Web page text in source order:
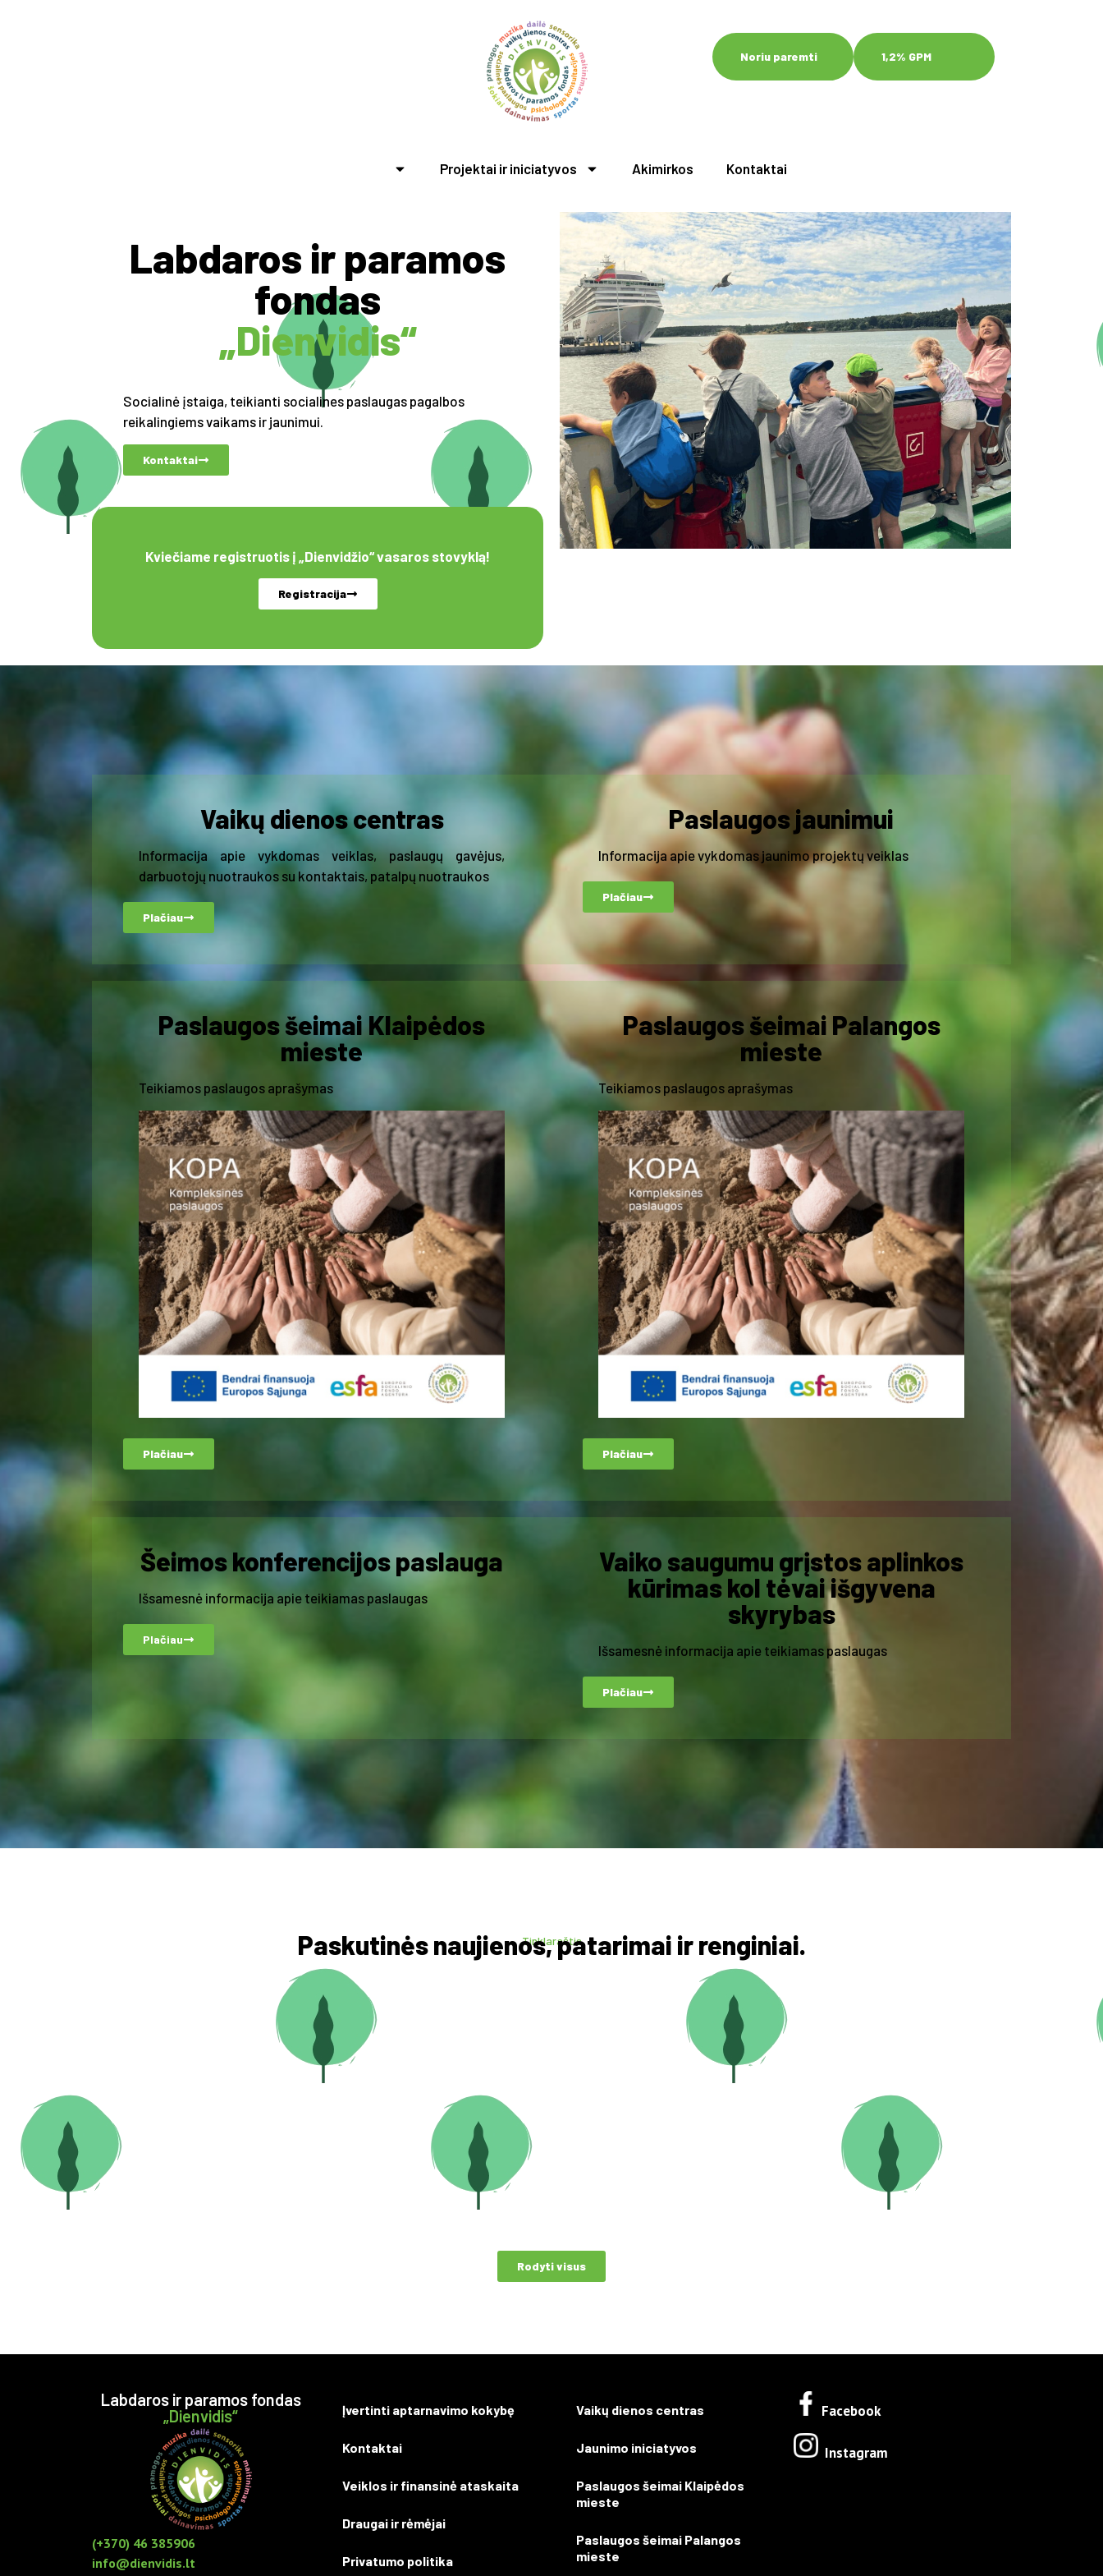
Noriu paremti 1,2% GPM
Projektai ir iniciatyvos Akimirkos Kontaktai
Labdaros ir paramos
fondas
„Dienvidis“
Socialinė įstaiga, teikianti socialines paslaugas pagalbos
reikalingiems vaikams ir jaunimui.
Kontaktai
Kviečiame registruotis į „Dienvidžio“ vasaros stovyklą!
Registracija
Vaikų dienos centras
Informacija apie vykdomas veiklas, paslaugų gavėjus,
darbuotojų nuotraukos su kontaktais, patalpų nuotraukos
Plačiau
Paslaugos jaunimui
Informacija apie vykdomas jaunimo projektų veiklas
Plačiau
Paslaugos šeimai Klaipėdos
mieste
Teikiamos paslaugos aprašymas
Plačiau
Paslaugos šeimai Palangos
mieste
Teikiamos paslaugos aprašymas
Plačiau
Šeimos konferencijos paslauga
Išsamesnė informacija apie teikiamas paslaugas
Plačiau
Vaiko saugumu grįstos aplinkos
kūrimas kol tėvai išgyvena
skyrybas
Išsamesnė informacija apie teikiamas paslaugas
Plačiau
Tinklaraštis
Paskutinės naujienos, patarimai ir renginiai.
Rodyti visus
Labdaros ir paramos fondas
„Dienvidis“
(+370) 46 385906
info@dienvidis.lt
Įvertinti aptarnavimo kokybę
Kontaktai
Veiklos ir finansinė ataskaita
Draugai ir rėmėjai
Privatumo politika
Vaikų dienos centras
Jaunimo iniciatyvos
Paslaugos šeimai Klaipėdos
mieste
Paslaugos šeimai Palangos
mieste
Facebook
Instagram